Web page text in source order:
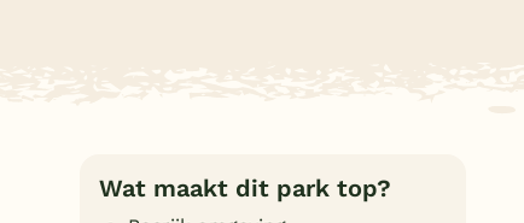
Wat maakt dit park top?